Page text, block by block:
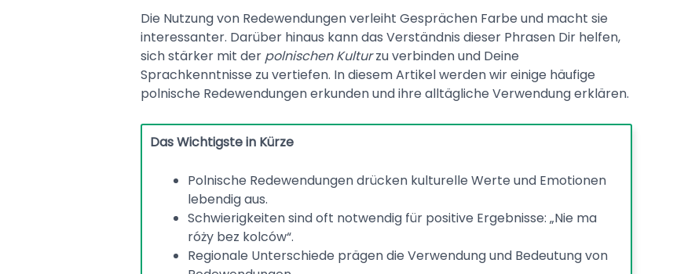
Die Nutzung von Redewendungen verleiht Gesprächen Farbe und macht sie
interessanter. Darüber hinaus kann das Verständnis dieser Phrasen Dir helfen,
sich stärker mit der polnischen Kulturzu verbinden und Deine
Sprachkenntnisse zu vertiefen. In diesem Artikel werden wir einige häufige
polnische Redewendungen erkunden und ihre alltägliche Verwendung erklären.
Das Wichtigste in Kürze
Polnische Redewendungen drücken kulturelle Werte und Emotionen
lebendig aus.
Schwierigkeiten sind oft notwendig für positive Ergebnisse: „Nie ma
róży bez kolców“.
Regionale Unterschiede prägen die Verwendung und Bedeutung von